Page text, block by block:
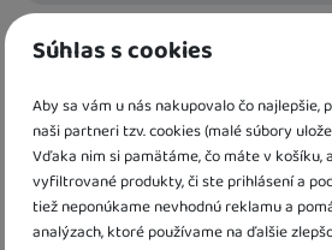
Súhlas s cookies
Aby sa vám u nás nakupovalo čo najlepšie,
naši partneri tzv. cookies (malé súbory
Vďaka nim si pamätáme, čo máte v košíku,
vyfiltrované produkty, či ste prihlásení a
tiež neponúkame nevhodnú reklamu a
analýzach, ktoré používame na ďalšie
kód:SV6520EAN:9788025634592
Uži si veľa zábavy so samolepkami a
knihe aktivít s dopravnými
Informácie o produkte